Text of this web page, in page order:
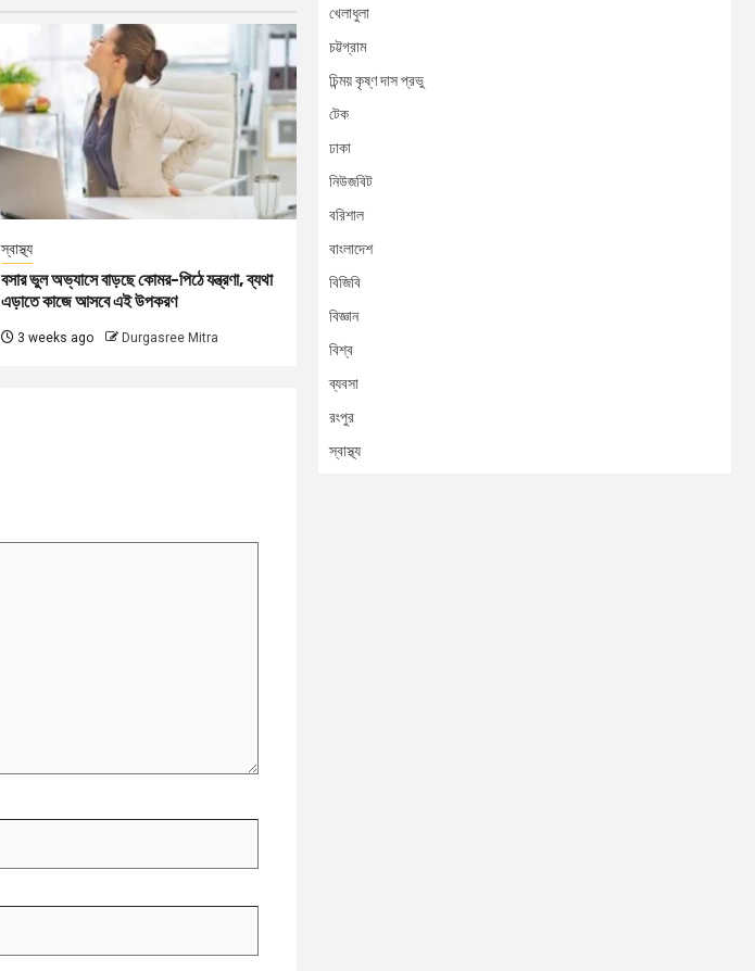
স্বাস্থ্য
বসার ভুল অভ্যাসে বাড়ছে কোমর-পিঠে যন্ত্রণা, ব্যথা
এড়াতে কাজে আসবে এই উপকরণ
3 weeks ago Durgasree Mitra
খেলাধুলা
চট্টগ্রাম
চিন্ময় কৃষ্ণ দাস প্রভু
টেক
ঢাকা
নিউজবিট
বরিশাল
বাংলাদেশ
বিজিবি
বিজ্ঞান
বিশ্ব
ব্যবসা
রংপুর
স্বাস্থ্য